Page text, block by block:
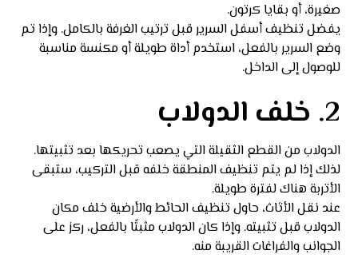
صغيرة، أو بقايا كرتون.
يفضل تنظيف أسفل السرير قبل ترتيب الغرفة بالكامل. وإذا تم
وضع السرير بالفعل، استخدم أداة طويلة أو مكنسة مناسبة
للوصول إلى الداخل.
2. خلف الدولاب
الدولاب من القطع الثقيلة التي يصعب تحريكها بعد تثبيتها.
لذلك إذا لم يتم تنظيف المنطقة خلفه قبل التركيب، ستبقى
الأتربة هناك لفترة طويلة.
عند نقل الأثاث، حاول تنظيف الحائط والأرضية خلف مكان
الدولاب قبل تثبيته. وإذا كان الدولاب مثبتًا بالفعل، ركز على
الجوانب والفراغات القريبة منه.